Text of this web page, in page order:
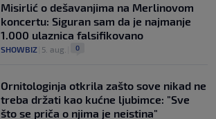
Misirlić o dešavanjima na Merlinovom
koncertu: Siguran sam da je najmanje
1.000 ulaznica falsifikovano
SHOWBIZ 5. aug. 0
Ornitologinja otkrila zašto sove nikad ne
treba držati kao kućne ljubimce: "Sve
što se priča o njima je neistina"